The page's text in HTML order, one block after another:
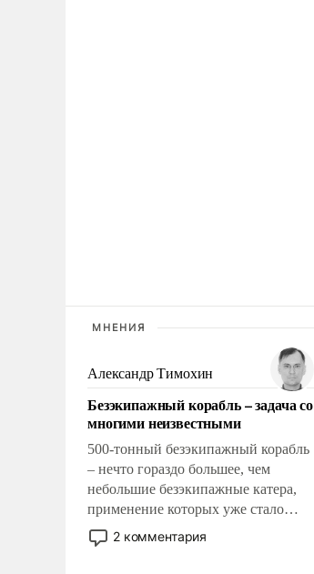
МНЕНИЯ
Александр Тимохин
Безэкипажный корабль – задача со
многими неизвестными
500-тонный безэкипажный корабль
– нечто гораздо большее, чем
небольшие безэкипажные катера,
применение которых уже стало
обыденностью. Задача по созданию
такого корабля очень сложна и
2 комментария